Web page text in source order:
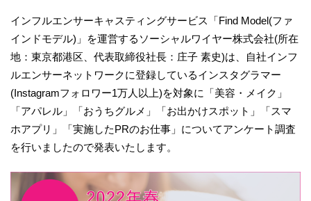
インフルエンサーキャスティングサービス「Find Model(ファ
インドモデル)」を運営するソーシャルワイヤー株式会社(所在
地：東京都港区、代表取締役社長：庄子 素史)は、自社インフ
ルエンサーネットワークに登録しているインスタグラマー
(Instagramフォロワー1万人以上)を対象に「美容・メイク」
「アパレル」「おうちグルメ」「お出かけスポット」「スマ
ホアプリ」「実施したPRのお仕事」についてアンケート調査
を行いましたので発表いたします。